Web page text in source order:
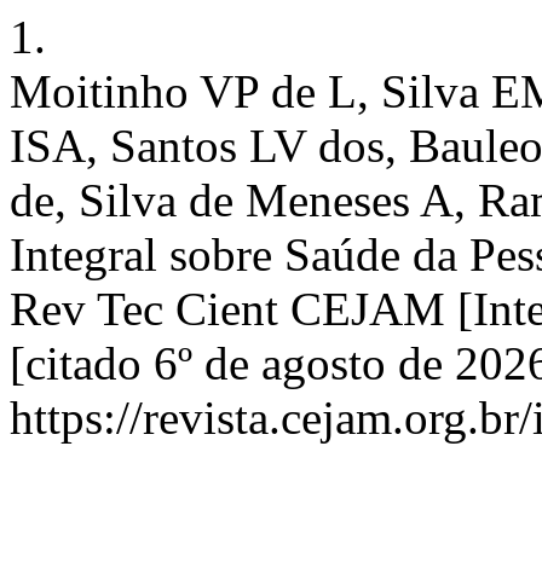
1.
Moitinho VP de L, Silva
ISA, Santos LV dos,
de, Silva de Meneses A,
Integral sobre Saúde da
Rev Tec Cient CEJAM
[citado 6º de agosto de
https://